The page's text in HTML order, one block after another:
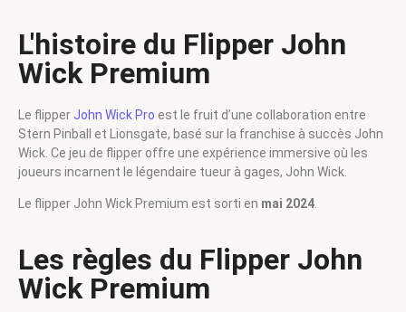
L'histoire du Flipper John
Wick Premium
Le flipper John Wick Pro est le fruit d’une collaboration entre
Stern Pinball et Lionsgate, basé sur la franchise à succès John
Wick. Ce jeu de flipper offre une expérience immersive où les
joueurs incarnent le légendaire tueur à gages, John Wick.
Le flipper John Wick Premium est sorti en mai 2024
Les règles du Flipper John
Wick Premium